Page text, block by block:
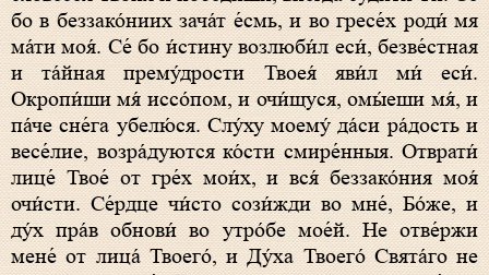
бо в беззако́ниих зача́т е́смь, и во гресе́х роди́ мя
ма́ти моя́. Се́ бо и́стину возлюби́л еси́, безве́стная
и та́йная прему́дрости Твоея́ яви́л ми́ еси́.
Окропи́ши мя́ иссо́пом, и очи́щуся, омы́еши мя́, и
па́че сне́га убелю́ся. Слу́ху моему́ да́си ра́дость и
весе́лие, возра́дуются ко́сти смире́нныя. Отврати́
лице́ Твое́ от гре́х мои́х, и вся́ беззако́ния моя́
очи́сти. Се́рдце чи́сто сози́жди во мне́, Бо́же, и
ду́х пра́в обнови́ во утро́бе мое́й. Не отве́ржи
мене́ от лица́ Твоего́, и Ду́ха Твоего́ Свята́го не